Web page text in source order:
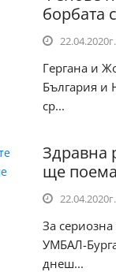
борбата
Гергана и
България и
ср...
Здравна
ще поема
За
УМБАЛ-
днеш...